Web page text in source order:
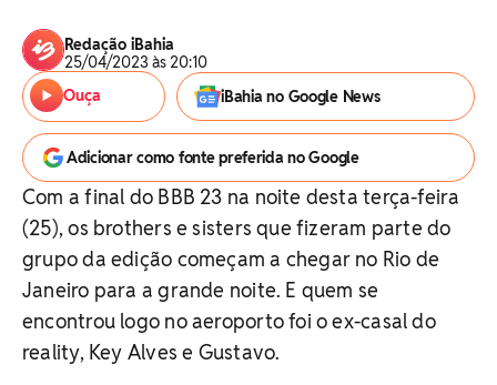
Redação iBahia
25/04/2023 às 20:10
Ouça
iBahia no Google News
Adicionar como fonte preferida no Google
Com a final do BBB 23 na noite desta terça-feira
(25), os brothers e sisters que fizeram parte do
grupo da edição começam a chegar no Rio de
Janeiro para a grande noite. E quem se
encontrou logo no aeroporto foi o ex-casal do
reality, Key Alves e Gustavo.